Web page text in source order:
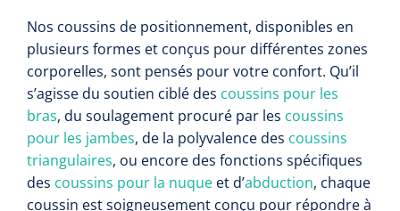
Nos coussins de positionnement, disponibles en
plusieurs formes et conçus pour différentes zones
corporelles, sont pensés pour votre confort. Qu’il
s’agisse du soutien ciblé des coussins pour les
bras, du soulagement procuré par les coussins
pour les jambes, de la polyvalence des coussins
triangulaires, ou encore des fonctions spécifiques
des coussins pour la nuque et d’abduction, chaque
coussin est soigneusement conçu pour répondre à